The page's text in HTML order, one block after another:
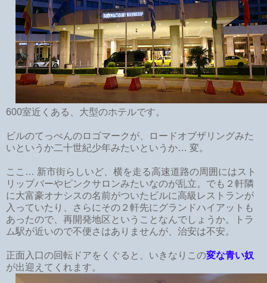
600室近くある、大型のホテルです。
ビルのてっぺんのロゴマークが、ロードオブザリングみた
いというか二十世紀少年みたいというか… 変。
ここ… 新市街らしいど、横を走る高速道路の周囲にはスト
リップバーやピンクサロンみたいなのが乱立。でも２軒隣
に大富豪オナシスの名前がついたビルに高級レストランが
入っていたり、さらにその２軒先にグランドハイアットも
あったので、再開発地区ということなんでしょうか。トラ
ム駅が近いので不便さはありませんが、治安は不安。
正面入口の回転ドアをくぐると、いきなりこの変な青い奴
が出迎えてくれます。